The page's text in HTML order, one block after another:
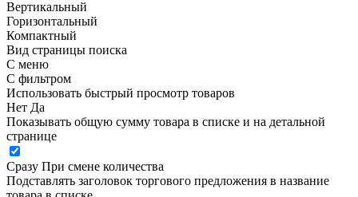
Вертикальный
Горизонтальный
Компактный
Вид страницы поиска
С меню
С фильтром
Использовать быстрый просмотр товаров
Нет Да
Показывать общую сумму товара в списке и на детальной
странице
Сразу При смене количества
Подставлять заголовок торгового предложения в название